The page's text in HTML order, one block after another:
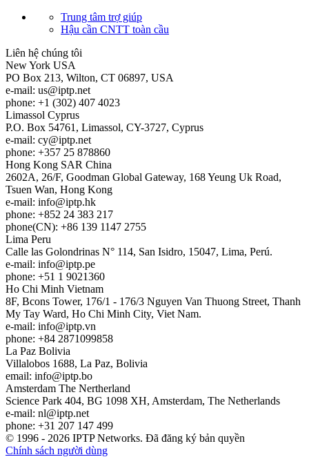
Trung tâm trợ giúp
Hậu cần CNTT toàn cầu
Liên hệ chúng tôi
New York USA
PO Box 213, Wilton, CT 06897, USA
e-mail: us
iptp.net
phone: +1 (302) 407 4023
Limassol Cyprus
P.O. Box 54761, Limassol, CY-3727, Cyprus
e-mail: cy
iptp.net
phone: +357 25 878860
Hong Kong SAR China
2602A, 26/F, Goodman Global Gateway, 168 Yeung Uk Road,
Tsuen Wan, Hong Kong
e-mail: info
iptp.hk
phone: +852 24 383 217
phone(CN): +86 139 1147 2755
Lima Peru
Calle las Golondrinas N° 114, San Isidro, 15047, Lima, Perú.
e-mail: info
iptp.pe
phone: +51 1 9021360
Ho Chi Minh Vietnam
8F, Bcons Tower, 176/1 - 176/3 Nguyen Van Thuong Street, Thanh
My Tay Ward, Ho Chi Minh City, Viet Nam.
e-mail: info
iptp.vn
phone: +84 2871099858
La Paz Bolivia
Villalobos 1688, La Paz, Bolivia
email: info
iptp.bo
Amsterdam The Nertherland
Science Park 404, BG 1098 XH, Amsterdam, The Netherlands
e-mail: nl
iptp.net
phone: +31 207 147 499
© 1996 - 2026 IPTP Networks. Đã đăng ký bản quyền
Chính sách người dùng